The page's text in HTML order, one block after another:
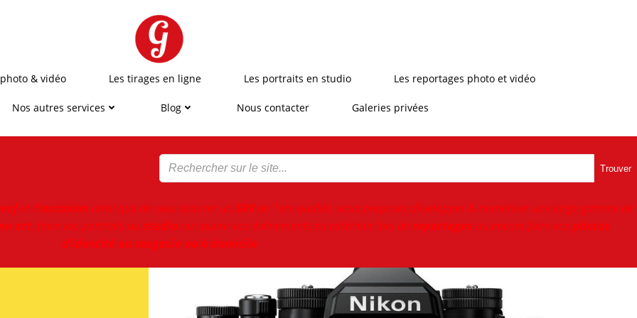
& vidéo Les tirages en ligne Les portraits en studio Les reportages photo et vidéo
Nos autres services Blog Nous contacter Galeries privées
Trouver
et d'occasion ainsi que de vous assurer un SAVde 1ere qualité, vous proposer,développer & numériser une large gamme de
art, faire vos portraits austudio ou couvrir vos évènements en extérieur lors de reportages ou encore faire vos photos
d’identité au magasin ou à domicile